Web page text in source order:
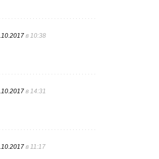
в 10:38
в 14:31
в 11:17